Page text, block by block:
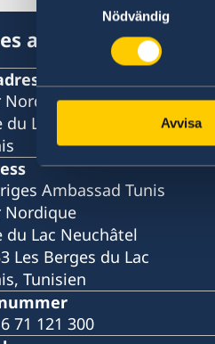
Nödvändig
Avvisa
ambassad
Nordique
du Lac Neuchâtel
Ambassad Tunis
Nordique
du Lac Neuchâtel
Les Berges du Lac
Tunisien
71 121 300